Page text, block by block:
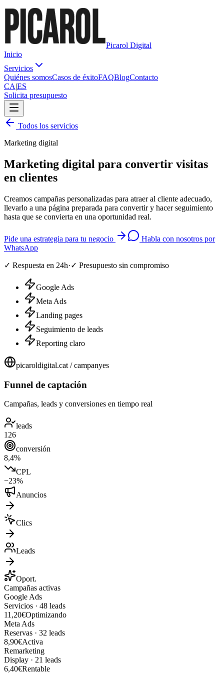
Picarol Digital
Inicio
Servicios
Quiénes somosCasos de éxitoFAQBlogContacto
CA|ES
Solicita presupuesto
Todos los servicios
Marketing digital
Marketing digital para convertir visitas
en clientes
Creamos campañas personalizadas para atraer al cliente adecuado,
llevarlo a una página preparada para convertir y hacer seguimiento
hasta que se convierta en una oportunidad real.
Pide una estrategia para tu negocio
Habla con nosotros por
WhatsApp
✓ Respuesta en 24h·✓ Presupuesto sin compromiso
Google Ads
Meta Ads
Landing pages
Seguimiento de leads
Reporting claro
picaroldigital.cat / campanyes
Funnel de captación
Campañas, leads y conversiones en tiempo real
leads
126
conversión
8,4%
CPL
−23%
Anuncios
Clics
Leads
Oport.
Campañas activas
Google Ads
Servicios · 48 leads
11,20€Optimizando
Meta Ads
Reservas · 32 leads
8,90€Activa
Remarketing
Display · 21 leads
6,40€Rentable